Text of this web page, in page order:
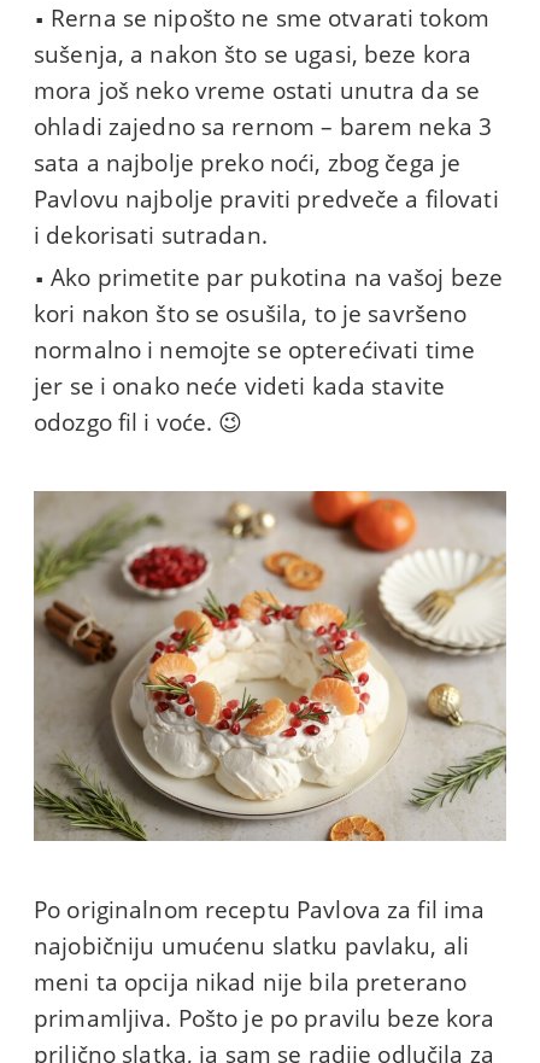
Rerna se nipošto ne sme otvarati tokom
sušenja, a nakon što se ugasi, beze kora
mora još neko vreme ostati unutra da se
ohladi zajedno sa rernom – barem neka 3
sata a najbolje preko noći, zbog čega je
Pavlovu najbolje praviti predveče a filovati
i dekorisati sutradan.
Ako primetite par pukotina na vašoj beze
kori nakon što se osušila, to je savršeno
normalno i nemojte se opterećivati time
jer se i onako neće videti kada stavite
odozgo fil i voće. 😉
Po originalnom receptu Pavlova za fil ima
najobičniju umućenu slatku pavlaku, ali
meni ta opcija nikad nije bila preterano
primamljiva. Pošto je po pravilu beze kora
prilično slatka, ja sam se radije odlučila za